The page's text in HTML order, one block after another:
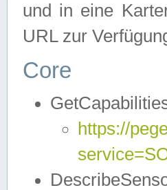
und in eine
URL zur
Core
https://